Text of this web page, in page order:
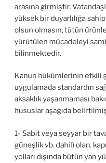
arasına girmiştir.
yüksek bir duyarlılığa
olsun olmasın, tütün
yürütülen mücadeleyi
bilinmektedir.
Kanun hükümlerinin etkili
uygulamada standardın
aksaklık yaşanmaması
hususlar aşağıda
1- Sabit veya seyyar bir
güneşlik vb. dahil) olan,
yolları dışında bütün yan